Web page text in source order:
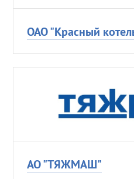
ОАО "Красный
АО "ТЯЖМАШ"